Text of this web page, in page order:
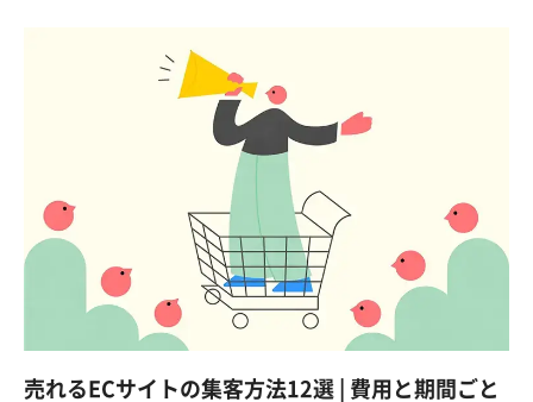
売れるECサイトの集客方法12選 | 費用と期間ごと